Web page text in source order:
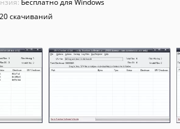
Бесплатно для Windows
скачиваний